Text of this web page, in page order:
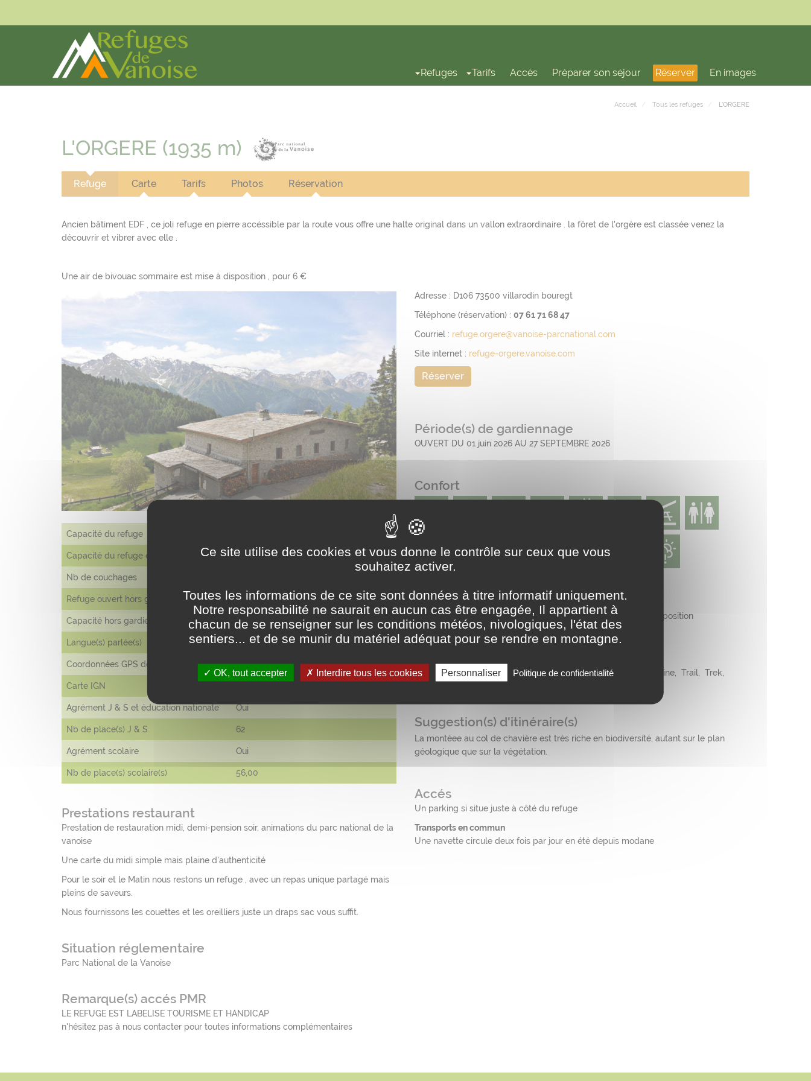
Refuges Tarifs Accès Préparer son séjour Réserver En images
Accueil Tous les refuges L'ORGERE
L'ORGERE (1935 m)
Refuge Carte Tarifs Photos Réservation
Ancien bâtiment EDF , ce joli refuge en pierre accéssible par la route vous offre une halte original dans un vallon extraordinaire . la fôret de l'orgère est classée venez la
découvrir et vibrer avec elle .
Une air de bivouac sommaire est mise à disposition , pour 6 €
Capacité du refuge
Capacité du refuge en hiver 14
Nb de couchages
Refuge ouvert hors gardiennage Oui
Capacité hors gardiennage 14
Langue(s) parlée(s) Anglais, Espagnol.
Coordonnées GPS décimales 45.229130545134, 6.672932032633536
Carte IGN
Agrément J & S et éducation nationale Oui
Nb de place(s) J & S 62
Agrément scolaire Oui
Nb de place(s) scolaire(s) 56,00
Prestations restaurant
Prestation de restauration midi, demi-pension soir, animations du parc national de la
vanoise
Une carte du midi simple mais plaine d'authenticité
Pour le soir et le Matin nous restons un refuge , avec un repas unique partagé mais
pleins de saveurs.
Nous fournissons les couettes et les oreilliers juste un draps sac vous suffit.
Situation réglementaire
Parc National de la Vanoise
Remarque(s) accés PMR
LE REFUGE EST LABELISE TOURISME ET HANDICAP
n'hésitez pas à nous contacter pour toutes informations complémentaires
Adresse : D106 73500 villarodin bouregt
Téléphone (réservation) : 07 61 71 68 47
Courriel : refuge.orgere@vanoise-parcnational.com
Site internet : refuge-orgere.vanoise.com
Réserver
Période(s) de gardiennage
OUVERT DU 01 juin 2026 AU 27 SEPTEMBRE 2026
Confort
Présence d'un coin lecture
une salle d'animation avec rétroprojecteur peut être mise à disposition
Alpinisme, Orientation, Randonnée montagne, Randonnée plaine, Trail, Trek,
Suggestion(s) d'itinéraire(s)
La montéee au col de chavière est très riche en biodiversité, autant sur le plan
géologique que sur la végétation.
Accés
Un parking si situe juste à côté du refuge
Transports en commun
Une navette circule deux fois par jour en été depuis modane
Ce site utilise des cookies et vous donne le contrôle sur ceux que vous
souhaitez activer.
Toutes les informations de ce site sont données à titre informatif uniquement.
Notre responsabilité ne saurait en aucun cas être engagée, Il appartient à
chacun de se renseigner sur les conditions météos, nivologiques, l'état des
sentiers... et de se munir du matériel adéquat pour se rendre en montagne.
OK, tout accepter Interdire tous les cookies Personnaliser Politique de confidentialité